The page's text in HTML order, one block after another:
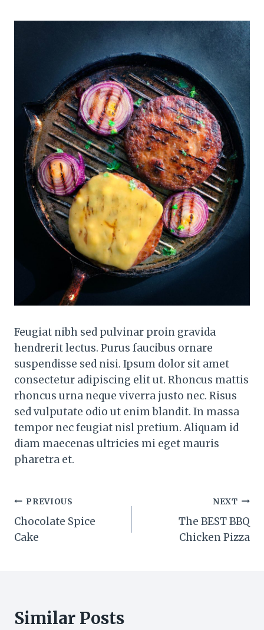
Feugiat nibh sed pulvinar proin gravida
hendrerit lectus. Purus faucibus ornare
suspendisse sed nisi. Ipsum dolor sit amet
consectetur adipiscing elit ut. Rhoncus mattis
rhoncus urna neque viverra justo nec. Risus
sed vulputate odio ut enim blandit. In massa
tempor nec feugiat nisl pretium. Aliquam id
diam maecenas ultricies mi eget mauris
pharetra et.
Post
navigation
PREVIOUS
Chocolate Spice
Cake
NEXT
The BEST BBQ
Chicken Pizza
Similar Posts